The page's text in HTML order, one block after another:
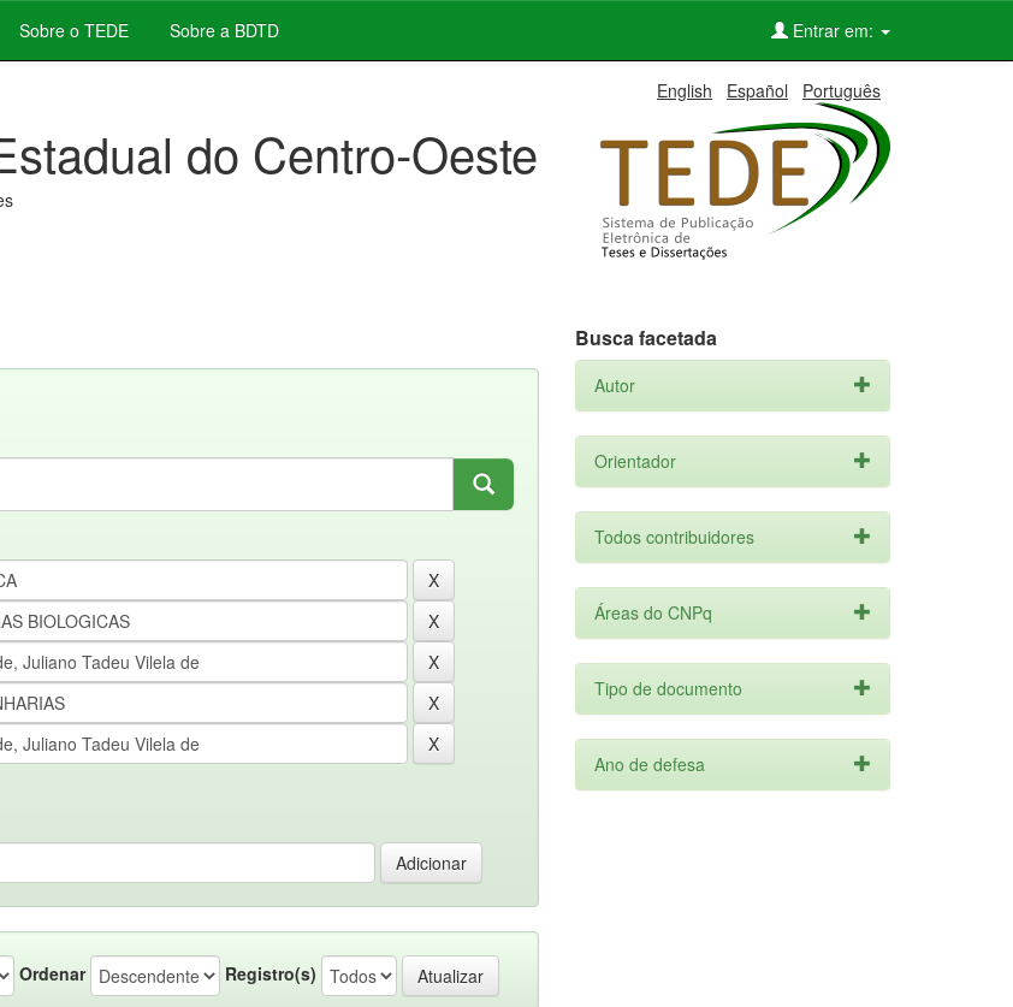
Sobre o TEDE Sobre a BDTD Entrar em:
English Español Português
do Centro-Oeste
Ordenar Registro(s)
Busca facetada
Autor
Orientador
Todos contribuidores
Áreas do CNPq
Tipo de documento
Ano de defesa